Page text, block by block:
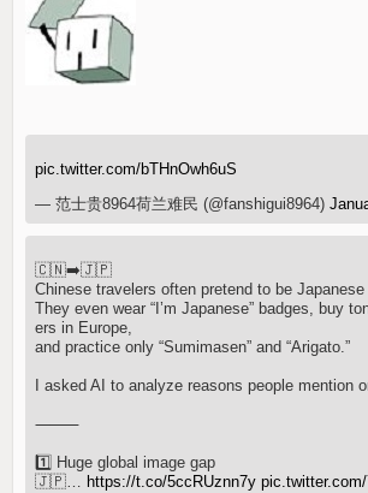
pic.twitter.com/bTHnOwh6uS
— 范士贵8964荷兰难民 (@fanshigui8964)
🇨🇳➡️🇯🇵
Chinese travelers often pretend to be
They even wear “I’m Japanese” badges, buy
ers in Europe,
and practice only “Sumimasen” and “Arigato.”
I asked AI to analyze reasons people mention
⸻
1️⃣ Huge global image gap
🇯🇵… https://t.co/5ccRUznn7y